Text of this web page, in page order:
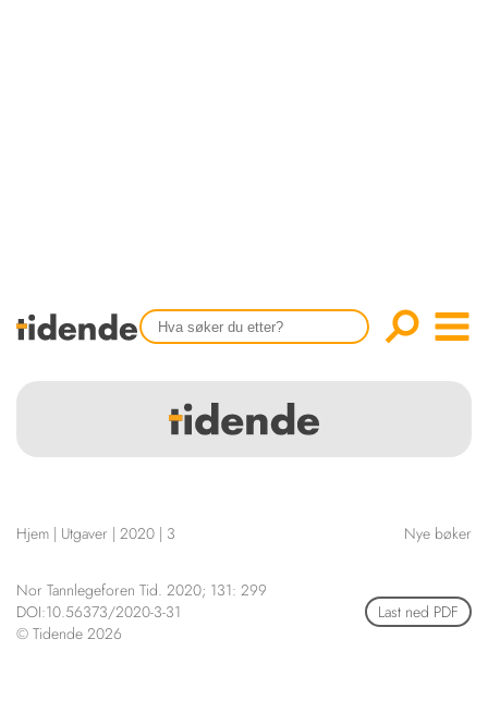
Tidligere utgaver
HENVISNINGER
KURSKALENDER
STILLINGER
KJØP & SALG
KONTAKT
Scientific articles
Publication and media
Hjem | Utgaver | 2020 | 3 Nye bøker
Nor Tannlegeforen Tid. 2020; 131: 299
DOI:10.56373/2020-3-31
© Tidende 2026
Last ned PDF